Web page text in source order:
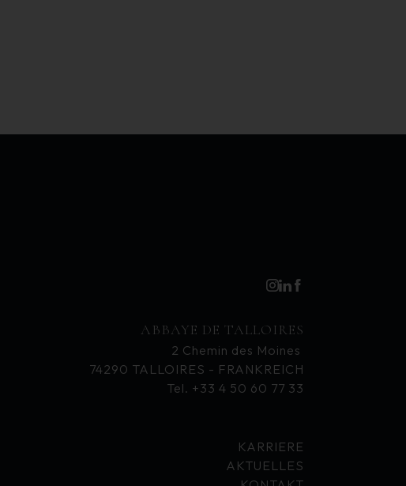
ABBAYE DE TALLOIRES
2 Chemin des Moines
74290 TALLOIRES - FRANKREICH
Tel. +33 4 50 60 77 33
KARRIERE
AKTUELLES